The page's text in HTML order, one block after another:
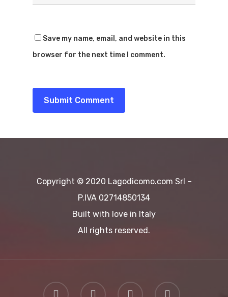
Save my name, email, and website in this
browser for the next time I comment.
Copyright © 2020 Lagodicomo.com Srl –
P.IVA 02714850134
Built with love in Italy
All rights reserved.
Home
Noleggio Barche
Sport
Escursioni
Dove
Contattaci
EN